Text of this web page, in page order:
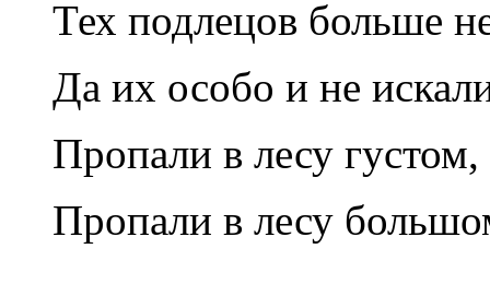
Тех подлецов больше
Да их особо и не
Пропали в лесу густом,
Пропали в лесу